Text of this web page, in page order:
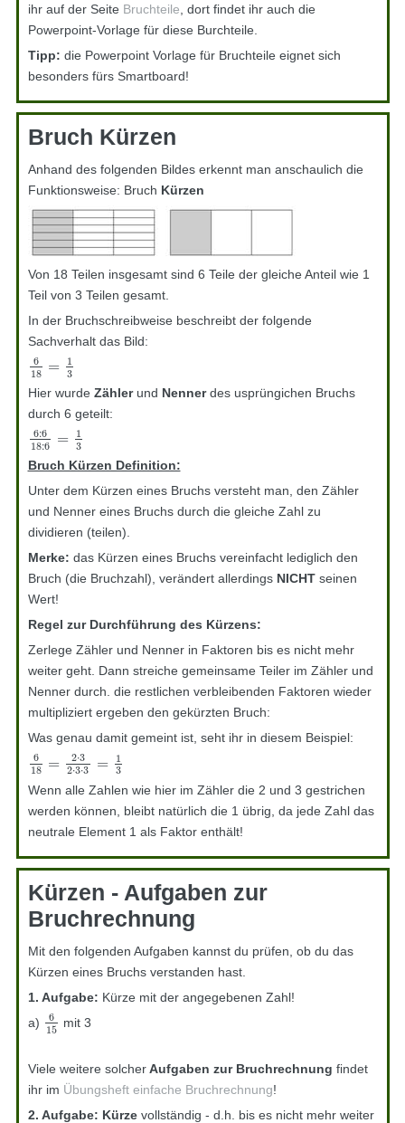
ihr auf der Seite Bruchteile , dort findet ihr auch die
Powerpoint-Vorlage für diese Burchteile.
Tipp: die Powerpoint Vorlage für Bruchteile eignet sich
besonders fürs Smartboard!
Bruch Kürzen
Anhand des folgenden Bildes erkennt man anschaulich die
Funktionsweise: Bruch Kürzen
Von 18 Teilen insgesamt sind 6 Teile der gleiche Anteil wie 1
Teil von 3 Teilen gesamt.
In der Bruchschreibweise beschreibt der folgende
Sachverhalt das Bild:
6
18
=
1
3
618=1 3
Hier wurde Zählerund Nennerdes usprüngichen Bruchs
durch 6 geteilt:
6:6
18:6 =
1
3
6:618:6 =1
Bruch Kürzen Definition:
Unter dem Kürzen eines Bruchs versteht man, den Zähler
und Nenner eines Bruchs durch die gleiche Zahl zu
dividieren (teilen).
Merke: das Kürzen eines Bruchs vereinfacht lediglich den
Bruch (die Bruchzahl), verändert allerdings NICHTseinen
Wert!
Regel zur Durchführung des Kürzens:
Zerlege Zähler und Nenner in Faktoren bis es nicht mehr
weiter geht. Dann streiche gemeinsame Teiler im Zähler und
Nenner durch. die restlichen verbleibenden Faktoren wieder
multipliziert ergeben den gekürzten Bruch:
Was genau damit gemeint ist, seht ihr in diesem Beispiel:
6
18
= 2⋅3
2⋅3⋅3 =
1
3
618=2 ⋅32⋅3 3= 13
Wenn alle Zahlen wie hier im Zähler die 2 und 3 gestrichen
werden können, bleibt natürlich die 1 übrig, da jede Zahl das
neutrale Element 1 als Faktor enthält!
Kürzen - Aufgaben zur
Bruchrechnung
Mit den folgenden Aufgaben kannst du prüfen, ob du das
Kürzen eines Bruchs verstanden hast.
1. Aufgabe: Kürze mit der angegebenen Zahl!
a)
6
15
615mit 3
Viele weitere solcherAufgaben zur Bruchrechnung findet
ihr im Übungsheft einfache Bruchrechnung!
2. Aufgabe: Kürzevollständig - d.h. bis es nicht mehr weiter